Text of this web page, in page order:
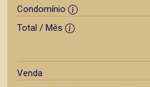
Condomínio
Total / Mês
Venda